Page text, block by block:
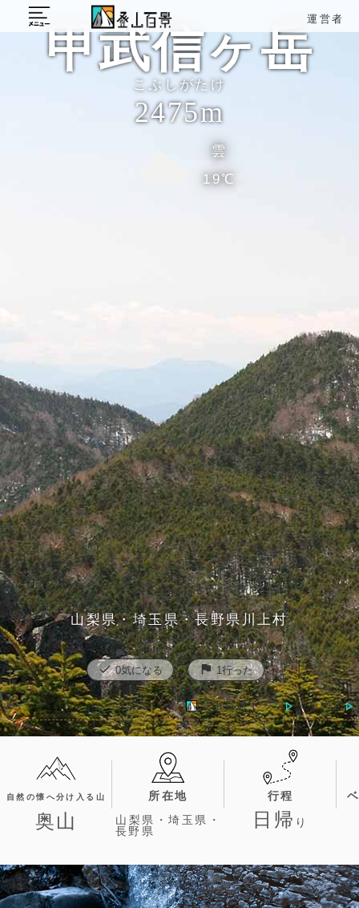
運営者
甲武信ヶ岳
こぶしがたけ
2475m
雲
19℃
山梨県・埼玉県・長野県川上村
check 0気になる flag 1行った
登山百景トップ 関東の山
自然の懐へ分け入る山
奥山
所在地
山梨県・埼玉県・
長野県
行程
日帰 り